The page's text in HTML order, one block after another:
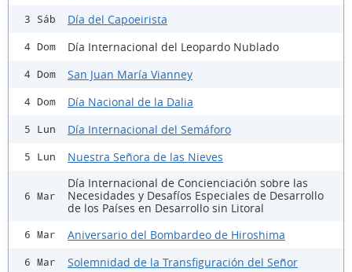
3 Sáb Día del Capoeirista
4 Dom Día Internacional del Leopardo Nublado
4 Dom San Juan María Vianney
4 Dom Día Nacional de la Dalia
5 Lun Día Internacional del Semáforo
5 Lun Nuestra Señora de las Nieves
6 Mar
Día Internacional de Concienciación sobre las
Necesidades y Desafíos Especiales de Desarrollo
de los Países en Desarrollo sin Litoral
6 Mar Aniversario del Bombardeo de Hiroshima
6 Mar Solemnidad de la Transfiguración del Señor